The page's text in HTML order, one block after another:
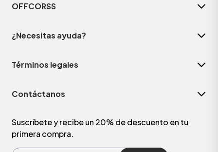
OFFCORSS
¿Necesitas ayuda?
Términos legales
Contáctanos
Suscríbete y recibe un 20% de descuento en tu
primera compra.